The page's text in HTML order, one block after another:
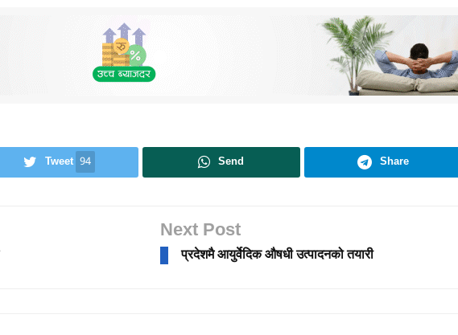
Tweet 94 Send Share
Next Post
प्रदेशमै आयुर्वेदिक औषधी उत्पादनको तयारी